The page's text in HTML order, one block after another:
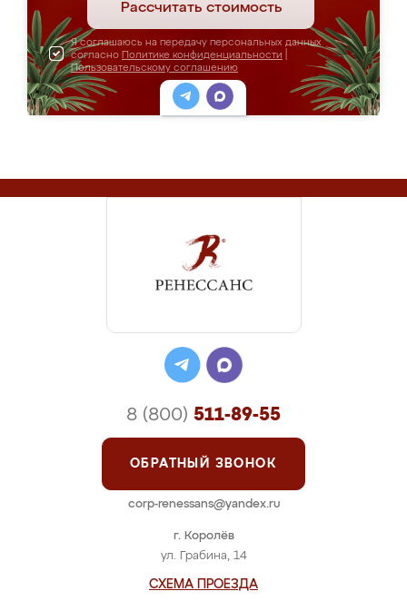
Рассчитать стоимость
Я соглашаюсь на передачу персональных данных
согласно Политике конфиденциальности
Пользовательскому соглашению
г. Королёв
ул. Грабина, 14
СХЕМА ПРОЕЗДА
8 (800) 511-89-55
ОБРАТНЫЙ ЗВОНОК
corp-renessans@yandex.ru